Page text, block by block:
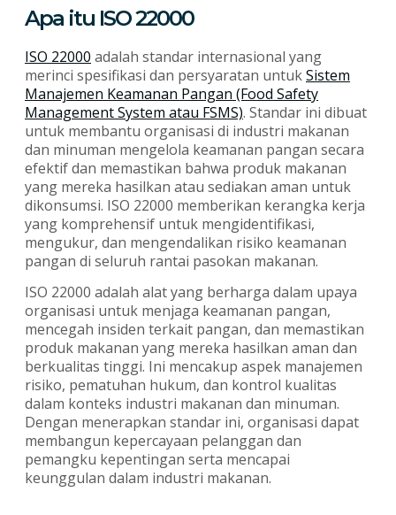
Apa itu ISO 22000
ISO 22000 adalah standar internasional yang
merinci spesifikasi dan persyaratan untukSistem
Manajemen Keamanan Pangan (Food Safety
Management System atau FSMS). Standar ini dibuat
untuk membantu organisasi di industri makanan
dan minuman mengelola keamanan pangan secara
efektif dan memastikan bahwa produk makanan
yang mereka hasilkan atau sediakan aman untuk
dikonsumsi. ISO 22000 memberikan kerangka kerja
yang komprehensif untuk mengidentifikasi,
mengukur, dan mengendalikan risiko keamanan
pangan di seluruh rantai pasokan makanan.
ISO 22000 adalah alat yang berharga dalam upaya
organisasi untuk menjaga keamanan pangan,
mencegah insiden terkait pangan, dan memastikan
produk makanan yang mereka hasilkan aman dan
berkualitas tinggi. Ini mencakup aspek manajemen
risiko, pematuhan hukum, dan kontrol kualitas
dalam konteks industri makanan dan minuman.
Dengan menerapkan standar ini, organisasi dapat
membangun kepercayaan pelanggan dan
pemangku kepentingan serta mencapai
keunggulan dalam industri makanan.